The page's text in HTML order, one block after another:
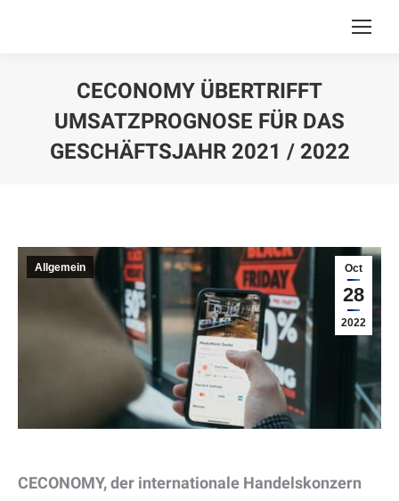
CECONOMY ÜBERTRIFFT
UMSATZPROGNOSE FÜR DAS
GESCHÄFTSJAHR 2021 / 2022
Oct
28
2022
Allgemein
CECONOMY, der internationale Handelskonzern